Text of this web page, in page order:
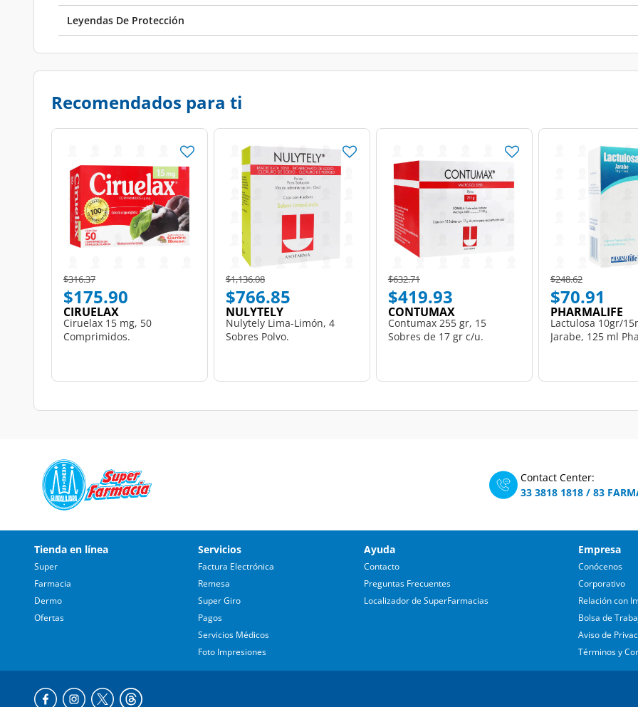
Leyendas De Protección
Recomendados para ti
Price reduced from
$316.37to
$175.90
CIRUELAX
Ciruelax 15 mg, 50
Comprimidos.
Price reduced from
$1,136.08to
$766.85
NULYTELY
Nulytely Lima-Limón, 4
Sobres Polvo.
Price reduced from
$632.71to
$419.93
CONTUMAX
Contumax 255 gr, 15
Sobres de 17 gr c/u.
Price reduced from
$248.62to
$70.91
PHARMALIFE
Lactulosa 10gr/
Jarabe, 125 ml
Contact Center:
33 3818 1818 / 83
Tienda en línea
Super
Farmacia
Dermo
Ofertas
Servicios
Factura Electrónica
Remesa
Super Giro
Pagos
Servicios Médicos
Foto Impresiones
Ayuda
Contacto
Preguntas Frecuentes
Localizador de SuperFarmacias
Empresa
Conócenos
Corporativo
Relación con
Bolsa de
Aviso de
Términos y